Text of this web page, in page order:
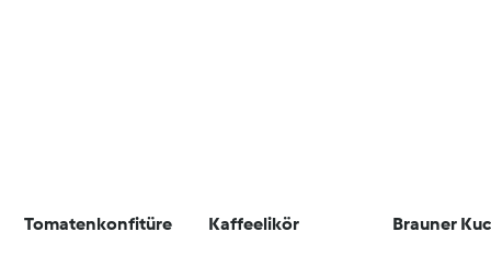
Tomatenkonfitüre Kaffeelikör Brauner